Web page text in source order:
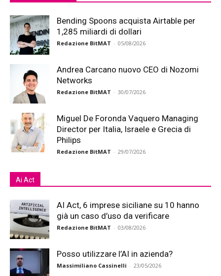
Bending Spoons acquista Airtable per
1,285 miliardi di dollari
Redazione BitMAT - 05/08/2026
Andrea Carcano nuovo CEO di Nozomi
Networks
Redazione BitMAT - 30/07/2026
Miguel De Foronda Vaquero Managing
Director per Italia, Israele e Grecia di
Philips
Redazione BitMAT - 29/07/2026
Ai Act
AI Act, 6 imprese siciliane su 10 hanno
già un caso d’uso da verificare
Redazione BitMAT - 03/08/2026
Posso utilizzare l’AI in azienda?
Massimiliano Cassinelli - 23/05/2026